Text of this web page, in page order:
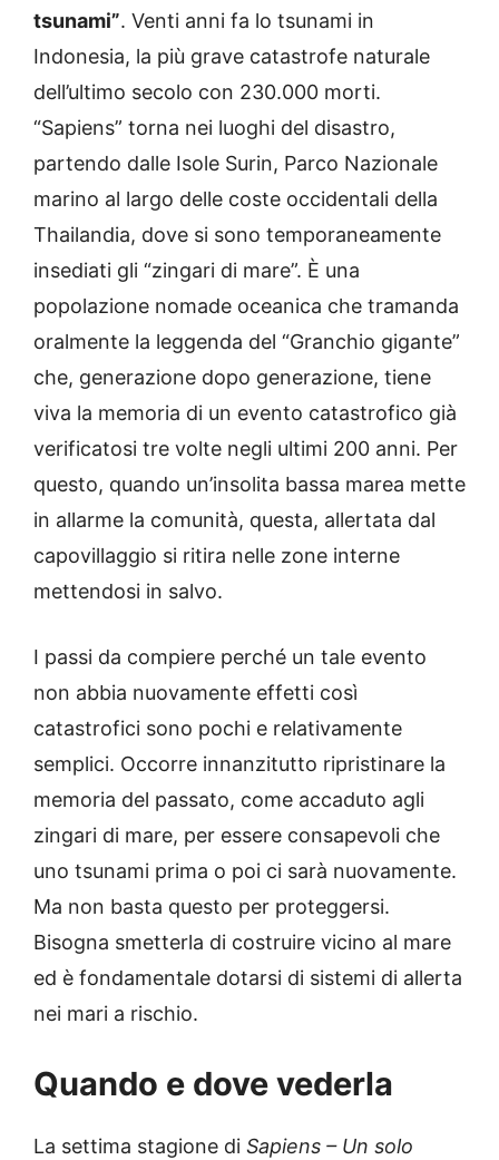
tsunami”. Venti anni fa lo tsunami in
Indonesia, la più grave catastrofe naturale
dell’ultimo secolo con 230.000 morti.
“Sapiens” torna nei luoghi del disastro,
partendo dalle Isole Surin, Parco Nazionale
marino al largo delle coste occidentali della
Thailandia, dove si sono temporaneamente
insediati gli “zingari di mare”. È una
popolazione nomade oceanica che tramanda
oralmente la leggenda del “Granchio gigante”
che, generazione dopo generazione, tiene
viva la memoria di un evento catastrofico già
verificatosi tre volte negli ultimi 200 anni. Per
questo, quando un’insolita bassa marea mette
in allarme la comunità, questa, allertata dal
capovillaggio si ritira nelle zone interne
mettendosi in salvo.
I passi da compiere perché un tale evento
non abbia nuovamente effetti così
catastrofici sono pochi e relativamente
semplici. Occorre innanzitutto ripristinare la
memoria del passato, come accaduto agli
zingari di mare, per essere consapevoli che
uno tsunami prima o poi ci sarà nuovamente.
Ma non basta questo per proteggersi.
Bisogna smetterla di costruire vicino al mare
ed è fondamentale dotarsi di sistemi di allerta
nei mari a rischio.
Quando e dove vederla
La settima stagione di Sapiens – Un solo